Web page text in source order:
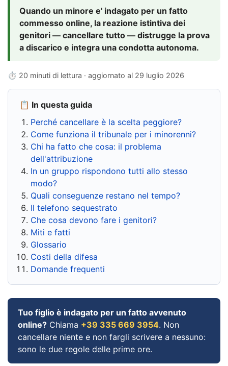
Quando un minore e' indagato per un fatto
commesso online, la reazione istintiva dei
genitori — cancellare tutto — distrugge la prova
a discarico e integra una condotta autonoma.
⏱ 20 minuti di lettura · aggiornato al 29 luglio 2026
📋 In questa guida
Perché cancellare è la scelta peggiore?
Come funziona il tribunale per i minorenni?
Chi ha fatto che cosa: il problema
dell'attribuzione
In un gruppo rispondono tutti allo stesso
modo?
Quali conseguenze restano nel tempo?
Il telefono sequestrato
Che cosa devono fare i genitori?
Miti e fatti
Glossario
Costi della difesa
Domande frequenti
Tuo figlio è indagato per un fatto avvenuto
online? Chiama +39 335 669 3954. Non
cancellare niente e non fargli scrivere a nessuno:
sono le due regole delle prime ore.